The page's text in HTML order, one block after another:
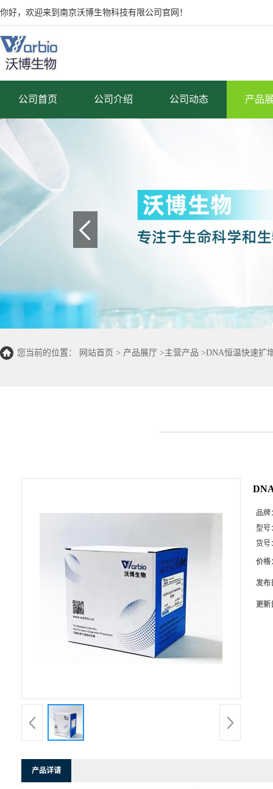
你好，欢迎来到南京沃博生物科技有限公司官网！
公司首页 公司介绍 公司动态 产品
您当前的位置： 网站首页 > 产品展厅 >主营产品 >DNA恒温快速扩
品牌
型号
货号
价格
发布
更新
产品详请